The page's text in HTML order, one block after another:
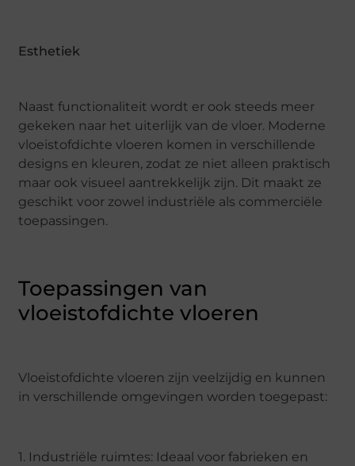
Esthetiek
Naast functionaliteit wordt er ook steeds meer
gekeken naar het uiterlijk van de vloer. Moderne
vloeistofdichte vloeren komen in verschillende
designs en kleuren, zodat ze niet alleen praktisch
maar ook visueel aantrekkelijk zijn. Dit maakt ze
geschikt voor zowel industriële als commerciële
toepassingen.
Toepassingen van
vloeistofdichte vloeren
Vloeistofdichte vloeren zijn veelzijdig en kunnen
in verschillende omgevingen worden toegepast:
1. Industriële ruimtes: Ideaal voor fabrieken en